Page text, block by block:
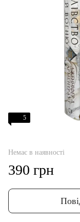
5
Немає в наявності
390 грн